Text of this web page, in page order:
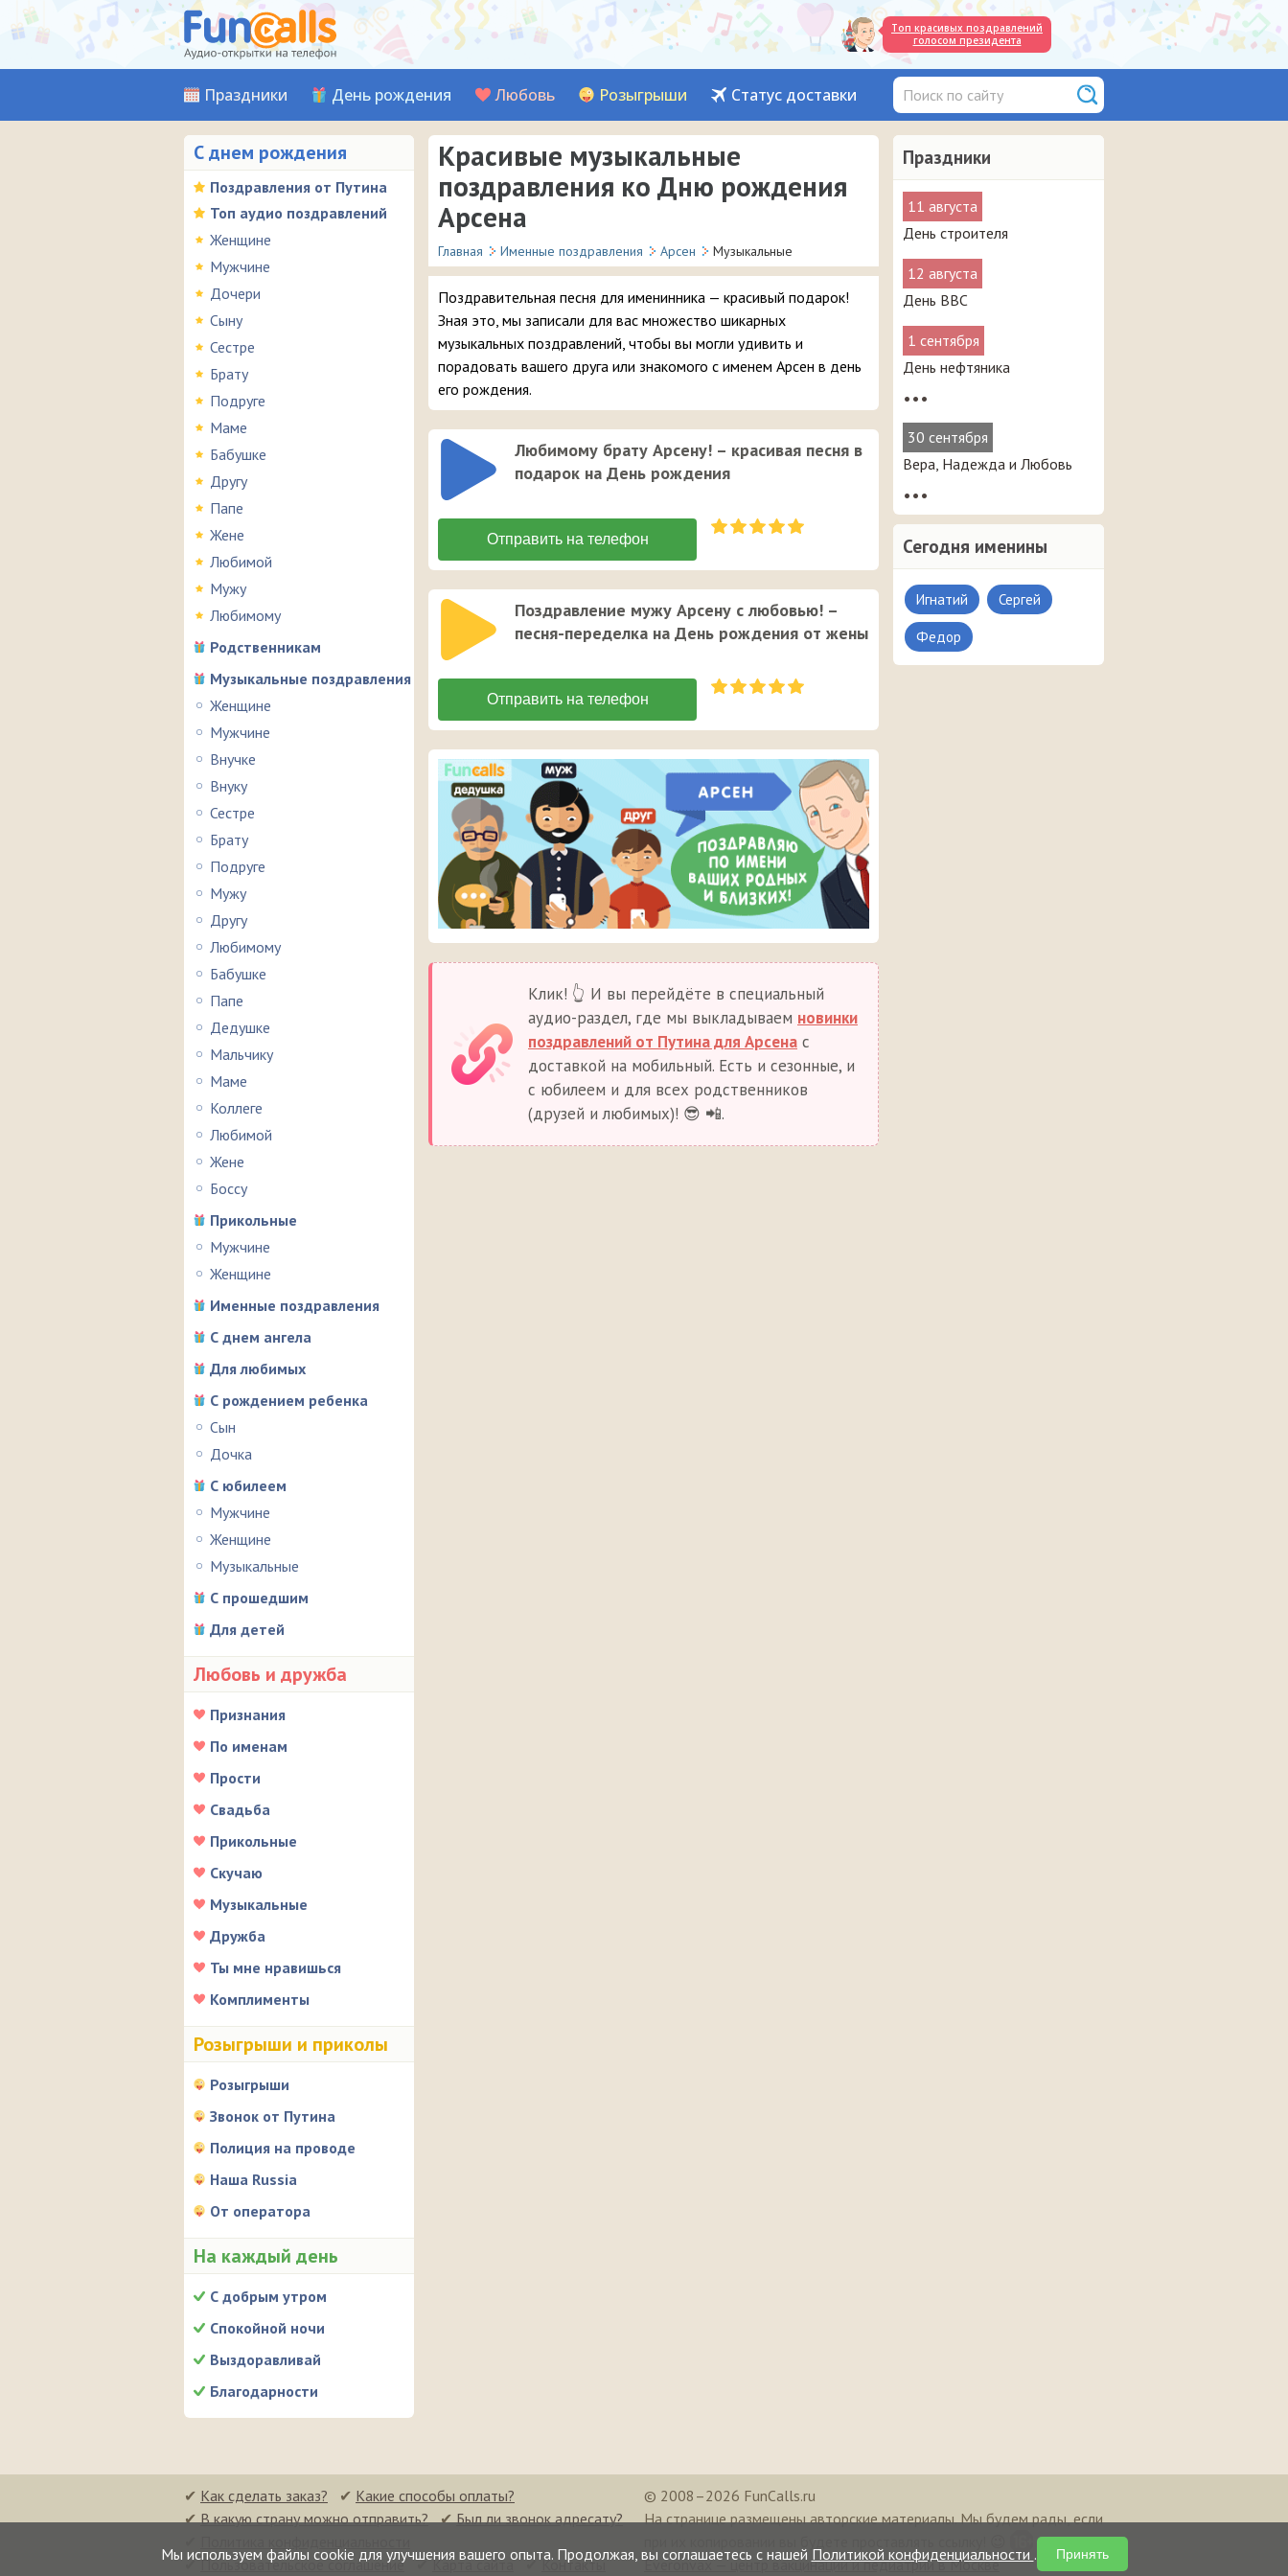
Топ красивых поздравлений
голосом президента
Праздники День рождения Любовь Розыгрыши Статус доставки
С днем рождения
Поздравления от Путина
Топ аудио поздравлений
Женщине
Мужчине
Дочери
Сыну
Сестре
Брату
Подруге
Маме
Бабушке
Другу
Папе
Жене
Любимой
Мужу
Любимому
Родственникам
Музыкальные поздравления
Женщине
Мужчине
Внучке
Внуку
Сестре
Брату
Подруге
Мужу
Другу
Любимому
Бабушке
Папе
Дедушке
Мальчику
Маме
Коллеге
Любимой
Жене
Боссу
Прикольные
Мужчине
Женщине
Именные поздравления
С днем ангела
Для любимых
С рождением ребенка
Сын
Дочка
С юбилеем
Мужчине
Женщине
Музыкальные
С прошедшим
Для детей
Любовь и дружба
Признания
По именам
Прости
Свадьба
Прикольные
Скучаю
Музыкальные
Дружба
Ты мне нравишься
Комплименты
Розыгрыши и приколы
Розыгрыши
Звонок от Путина
Полиция на проводе
Наша Russia
От оператора
На каждый день
С добрым утром
Спокойной ночи
Выздоравливай
Благодарности
Праздники
11 августа
День строителя
12 августа
День ВВС
1 сентября
День нефтяника
•••
30 сентября
Вера, Надежда и Любовь
•••
Сегодня именины
Игнатий Сергей
Федор
Красивые музыкальные
поздравления ко Дню рождения
Арсена
Главная Именные поздравления Арсен Музыкальные
Поздравительная песня для именинника — красивый подарок!
Зная это, мы записали для вас множество шикарных
музыкальных поздравлений, чтобы вы могли удивить и
порадовать вашего друга или знакомого с именем Арсен в день
его рождения.
Любимому брату Арсену! – красивая песня в
подарок на День рождения
Поздравление мужу Арсену с любовью! –
песня-переделка на День рождения от жены
Клик! 👆 И вы перейдёте в специальный
аудио-раздел, где мы выкладываем новинки
поздравлений от Путина для Арсена с
доставкой на мобильный. Есть и сезонные, и
с юбилеем и для всех родственников
(друзей и любимых)! 😎 📲.
Мы используем файлы cookie для улучшения вашего опыта. Продолжая, вы соглашаетесь с нашей Политикой конфиденциальности . Принять
✔ Как сделать заказ? ✔ Какие способы оплаты?
✔В какую страну можно отправить? ✔Был ли звонок адресату?
✔Пользовательское соглашение ✔Карта сайта ✔ Контакты
© 2008–2026 FunCalls.ru
На странице размещены авторские материалы. Мы будем рады, если
Everonvax — центр вакцинации и педиатрии в Москве